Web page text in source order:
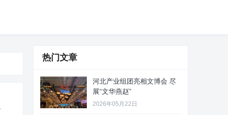
热门文章
河北产业组团亮相文博会 尽
展“文华燕赵”
2026年05月22日